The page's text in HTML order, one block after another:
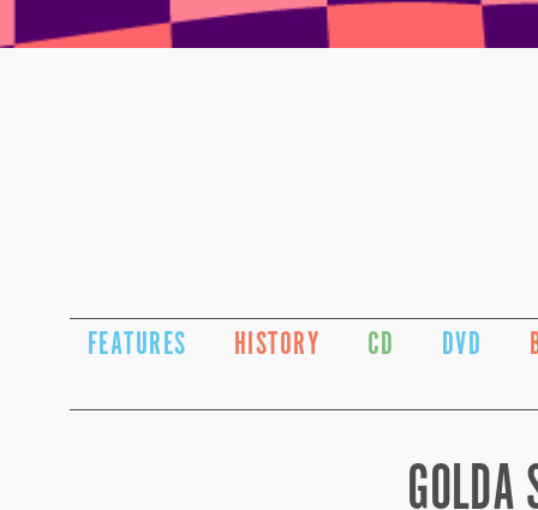
FEATURES HISTORY CD DVD
GOLDA